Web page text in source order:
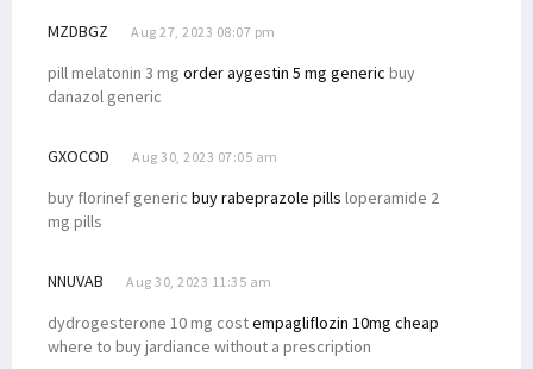
MZDBGZ Aug 27, 2023 08:07 pm
pill melatonin 3 mg order aygestin 5 mg generic buy
danazol generic
GXOCOD Aug 30, 2023 07:05 am
buy florinef generic buy rabeprazole pills loperamide 2
mg pills
NNUVAB Aug 30, 2023 11:35 am
dydrogesterone 10 mg costempagliflozin 10mg cheap
where to buy jardiance without a prescription